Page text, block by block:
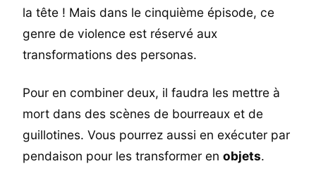
la tête ! Mais dans le cinquième épisode, ce
genre de violence est réservé aux
transformations des personas.
Pour en combiner deux, il faudra les mettre à
mort dans des scènes de bourreaux et de
guillotines. Vous pourrez aussi en exécuter par
pendaison pour les transformer en objets.